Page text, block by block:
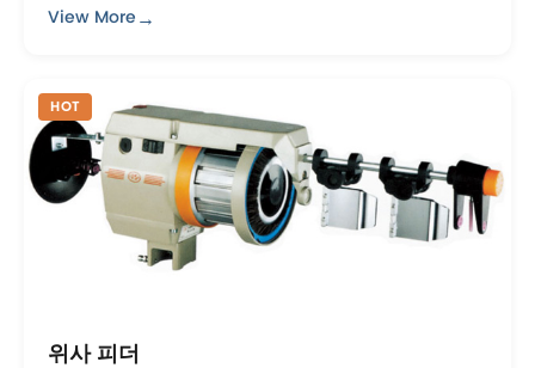
품질의 제품을 사용하여 잘 제조되었습니다 ...
View More→
HOT
위사 피더